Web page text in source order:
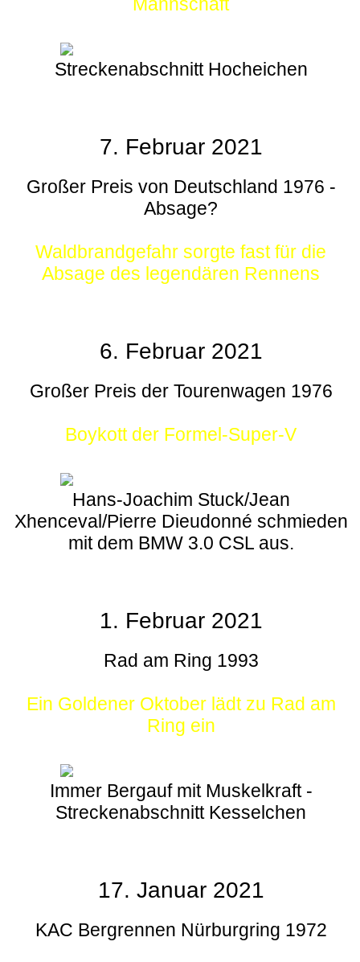
Streckenabschnitt Hocheichen
7. Februar 2021
Großer Preis von Deutschland 1976 -
Absage?
Waldbrandgefahr sorgte fast für die
Absage des legendären Rennens
6. Februar 2021
Großer Preis der Tourenwagen 1976
Boykott der Formel-Super-V
Hans-Joachim Stuck/Jean
Xhenceval/Pierre Dieudonné schmieden
mit dem BMW 3.0 CSL aus.
1. Februar 2021
Rad am Ring 1993
Ein Goldener Oktober lädt zu Rad am
Ring ein
Immer Bergauf mit Muskelkraft -
Streckenabschnitt Kesselchen
17. Januar 2021
KAC Bergrennen Nürburgring 1972